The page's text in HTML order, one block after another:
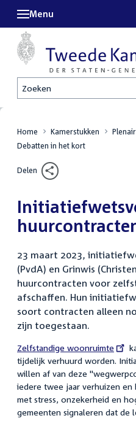
Zoeken
Menu
Home Kamerstukken
Debatten in het kort
Delen
23 maart 2023,
(PvdA) en Grinwis
huurcontracten voor
afschaffen. Hun
soort contracten alleen
zijn toegestaan.
External
link:
Zelfstandige woonruimte
tijdelijk verhuurd worden.
willen af van deze
iedere twee jaar verhuizen
met stress, onzekerheid en
gemeenten signaleren dat de